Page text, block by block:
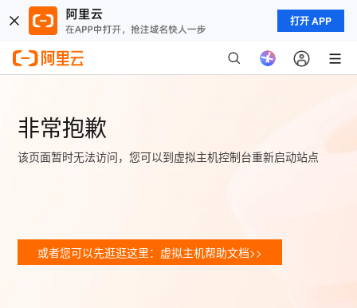
打开 APP
非常抱歉
该页面暂时无法访问，您可以到虚拟主机控制台重新启动站点
或者您可以先逛逛这里：虚拟主机帮助文档>>